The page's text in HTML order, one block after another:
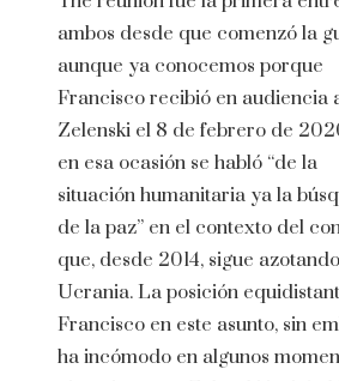
ambos desde que comenzó la
aunque ya conocemos porque
Francisco recibió en audiencia
Zelenski el 8 de febrero de
en esa ocasión se habló “de la
situación humanitaria ya la
de la paz” en el contexto del
que, desde 2014, sigue
Ucrania. La posición
Francisco en este asunto, sin
ha incómodo en algunos